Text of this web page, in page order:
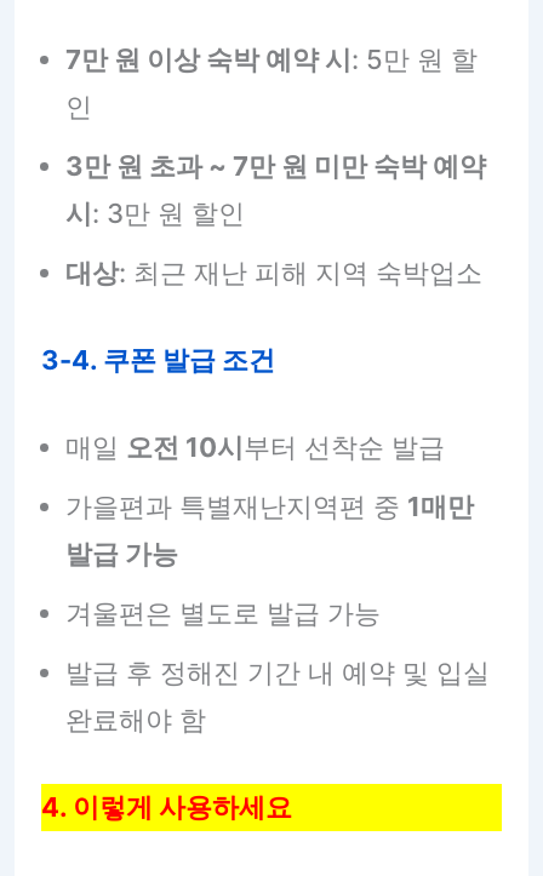
7만 원 이상 숙박 예약 시: 5만 원 할
인
3만 원 초과 ~ 7만 원 미만 숙박 예약
시: 3만 원 할인
대상: 최근 재난 피해 지역 숙박업소
3-4. 쿠폰 발급 조건
매일 오전 10시부터 선착순 발급
가을편과 특별재난지역편 중 1매만
발급 가능
겨울편은 별도로 발급 가능
발급 후 정해진 기간 내 예약 및 입실
완료해야 함
4. 이렇게 사용하세요